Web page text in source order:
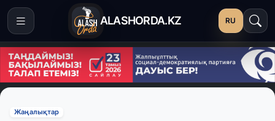
ALASHORDA.KZ RU
Жаңалықтар